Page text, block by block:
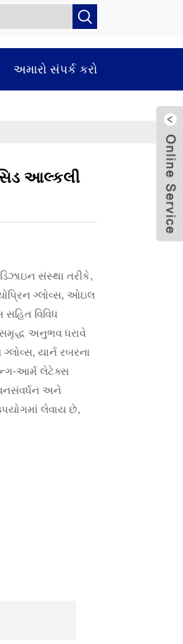
અમારો સંપર્ક કરો
આલ્કલી
સંસ્થા તરીકે,
ગ્લોવ્સ, ઓઇલ
વિવિધ
સમૃદ્ધ અનુભવ ધરાવે
યાર્ન રબરના
આર્મ લેટેક્સ
અને
લેવાય છે,